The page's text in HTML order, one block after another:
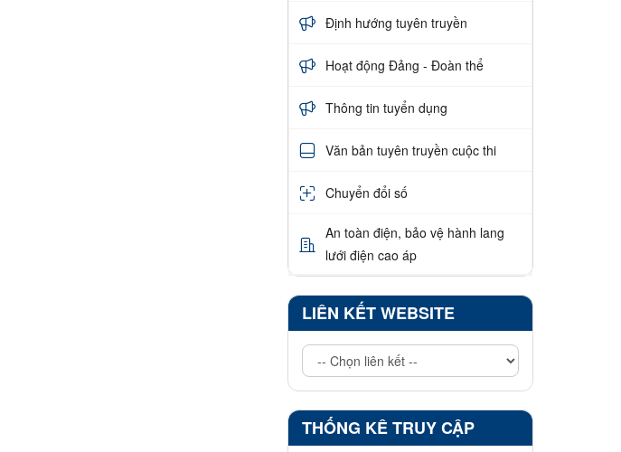
Định hướng tuyên truyền
Hoạt động Đảng - Đoàn thể
Thông tin tuyển dụng
Văn bản tuyên truyền cuộc thi
Chuyển đổi số
An toàn điện, bảo vệ hành lang
lưới điện cao áp
LIÊN KẾT WEBSITE
THỐNG KÊ TRUY CẬP